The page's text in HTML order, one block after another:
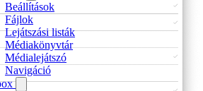
Beállítások
Fájlok
Lejátszási listák
Médiakönyvtár
Médialejátszó
Navigáció